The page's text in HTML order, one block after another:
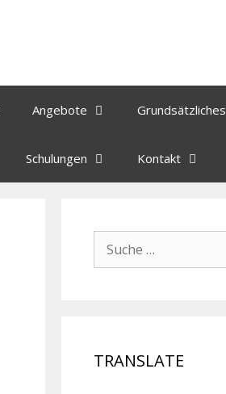
Angebote Grundsätzliches
Schulungen Kontakt
TRANSLATE